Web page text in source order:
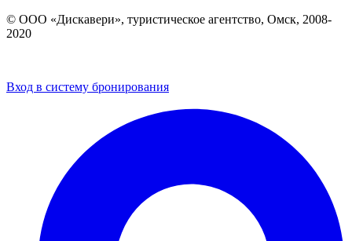
© ООО «Дискавери», туристическое агентство, Омск, 2008-
2020
Вход в систему бронирования